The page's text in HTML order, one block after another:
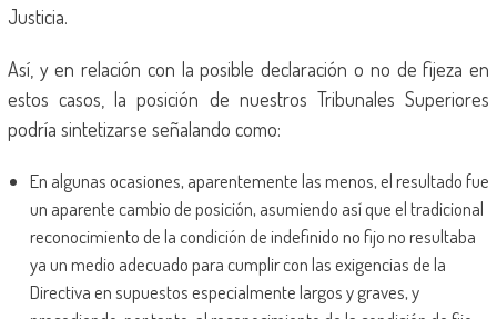
Justicia.
Así, y en relación con la posible declaración o no de fijeza en
estos casos, la posición de nuestros Tribunales Superiores
podría sintetizarse señalando como:
En algunas ocasiones, aparentemente las menos, el resultado fue
un aparente cambio de posición, asumiendo así que el tradicional
reconocimiento de la condición de indefinido no fijo no resultaba
ya un medio adecuado para cumplir con las exigencias de la
Directiva en supuestos especialmente largos y graves, y